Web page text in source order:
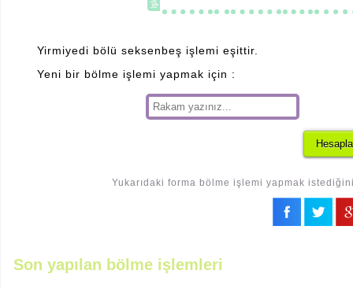
Yirmiyedi bölü seksenbeş işlemi eşittir.
Yeni bir bölme işlemi yapmak için :
Yukarıdaki forma bölme işlemi yapmak
Son yapılan bölme işlemleri